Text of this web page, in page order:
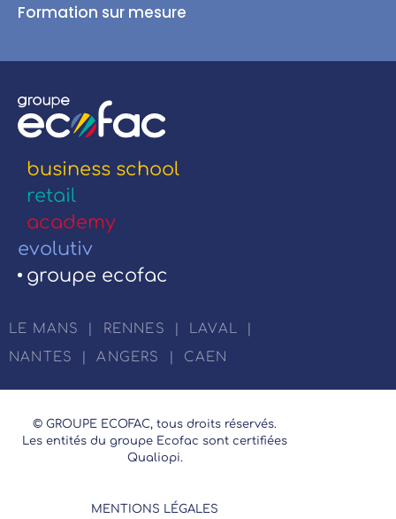
Formation sur mesure
business school
retail
academy
evolutiv
groupe ecofac
LE MANS RENNES LAVAL
NANTES
ANGERS CAEN
© GROUPE ECOFAC, tous droits réservés.
Les entités du groupe Ecofac sont certifiées
Qualiopi.
MENTIONS LÉGALES